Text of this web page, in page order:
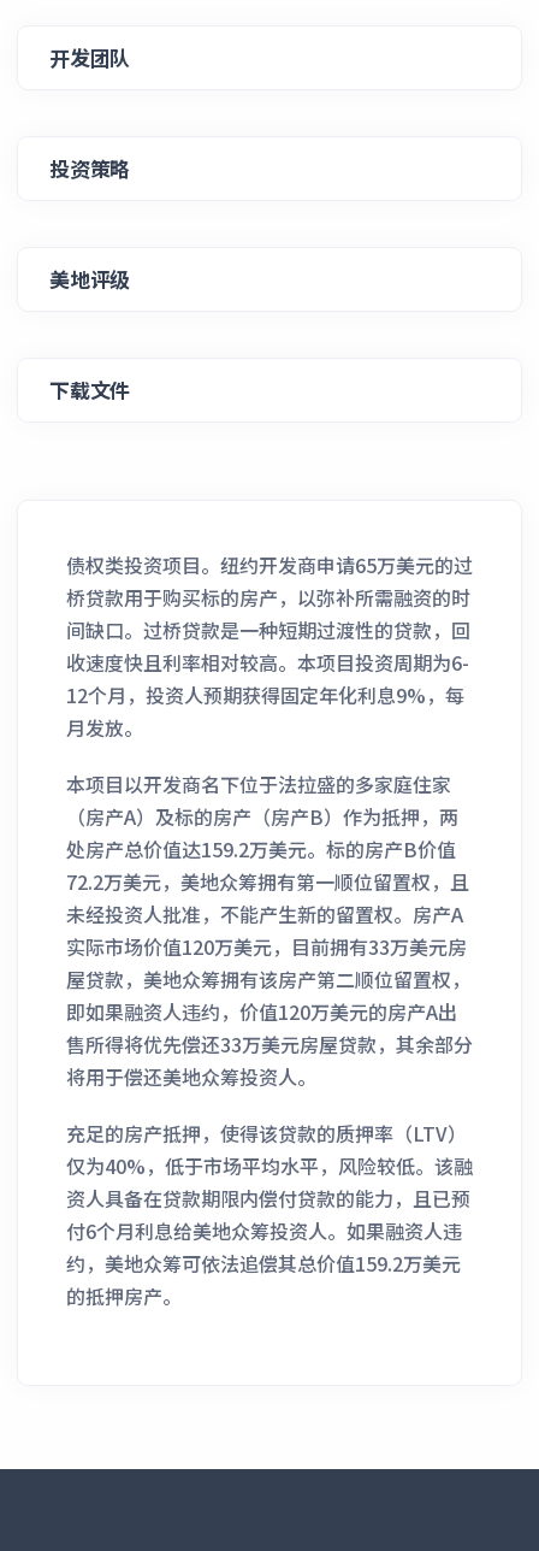
开发团队
投资策略
美地评级
下载文件
债权类投资项目。纽约开发商申请65万美元的过
桥贷款用于购买标的房产，以弥补所需融资的时
间缺口。过桥贷款是一种短期过渡性的贷款，回
收速度快且利率相对较高。本项目投资周期为6-
12个月，投资人预期获得固定年化利息9%，每
月发放。
本项目以开发商名下位于法拉盛的多家庭住家
（房产A）及标的房产（房产B）作为抵押，两
处房产总价值达159.2万美元。标的房产B价值
72.2万美元，美地众筹拥有第一顺位留置权，且
未经投资人批准，不能产生新的留置权。房产A
实际市场价值120万美元，目前拥有33万美元房
屋贷款，美地众筹拥有该房产第二顺位留置权，
即如果融资人违约，价值120万美元的房产A出
售所得将优先偿还33万美元房屋贷款，其余部分
将用于偿还美地众筹投资人。
充足的房产抵押，使得该贷款的质押率（LTV）
仅为40%，低于市场平均水平，风险较低。该融
资人具备在贷款期限内偿付贷款的能力，且已预
付6个月利息给美地众筹投资人。如果融资人违
约，美地众筹可依法追偿其总价值159.2万美元
的抵押房产。